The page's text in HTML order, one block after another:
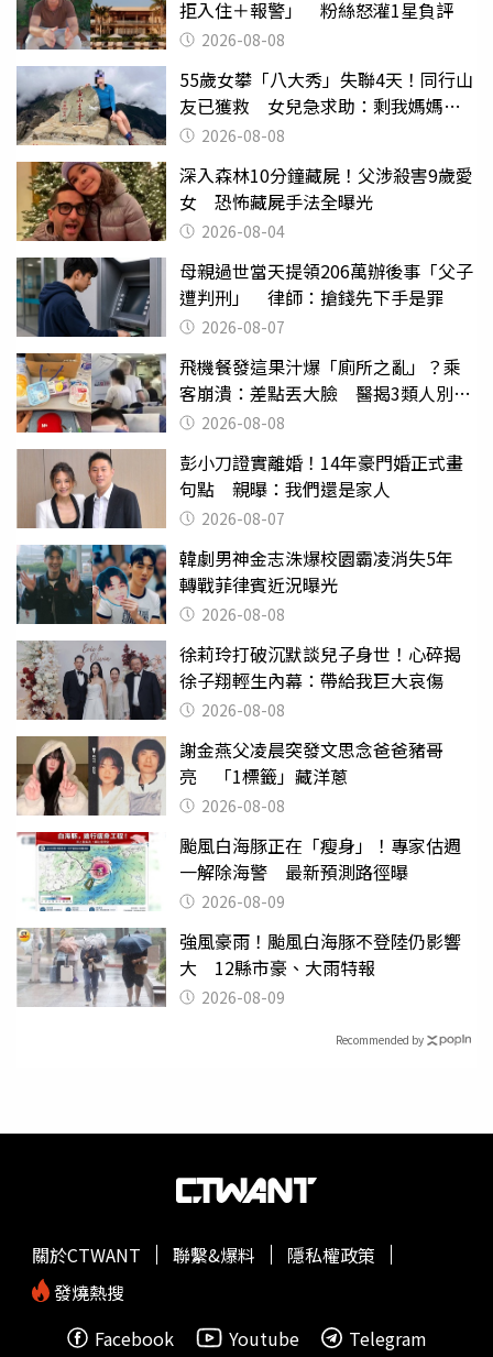
拒入住＋報警」 粉絲怒灌1星負評
2026-08-08
55歲女攀「八大秀」失聯4天！同行山
友已獲救 女兒急求助：剩我媽媽還
沒找到
2026-08-08
深入森林10分鐘藏屍！父涉殺害9歲愛
女 恐怖藏屍手法全曝光
2026-08-04
母親過世當天提領206萬辦後事「父子
遭判刑」 律師：搶錢先下手是罪
2026-08-07
飛機餐發這果汁爆「廁所之亂」？乘
客崩潰：差點丟大臉 醫揭3類人別亂
喝 2026-08-08
彭小刀證實離婚！14年豪門婚正式畫
句點 親曝：我們還是家人
2026-08-07
韓劇男神金志洙爆校園霸凌消失5年
轉戰菲律賓近況曝光
2026-08-08
徐莉玲打破沉默談兒子身世！心碎揭
徐子翔輕生內幕：帶給我巨大哀傷
2026-08-08
謝金燕父凌晨突發文思念爸爸豬哥
亮 「1標籤」藏洋蔥
2026-08-08
颱風白海豚正在「瘦身」！專家估週
一解除海警 最新預測路徑曝
2026-08-09
強風豪雨！颱風白海豚不登陸仍影響
大 12縣市豪、大雨特報
2026-08-09
Recommended by
關於CTWANT 聯繫&爆料
隱私權政策
發燒熱搜
Facebook
Youtube Telegram